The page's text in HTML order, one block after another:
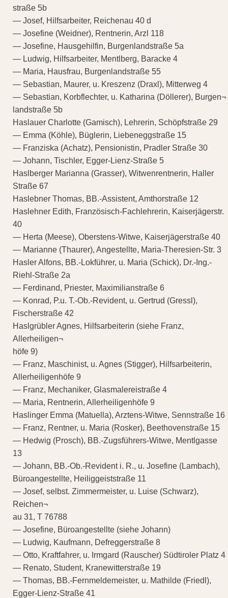
straße 5b
— Josef, Hilfsarbeiter, Reichenau 40 d
— Josefine (Weidner), Rentnerin, Arzl 118
— Josefine, Hausgehilfin, Burgenlandstraße 5a
— Ludwig, Hilfsarbeiter, Mentlberg, Baracke 4
— Maria, Hausfrau, Burgenlandstraße 55
— Sebastian, Maurer, u. Kreszenz (Draxl), Mitterweg 4
— Sebastian, Korbflechter, u. Katharina (Döllerer), Burgen¬
landstraße 5b
Haslauer Charlotte (Gamisch), Lehrerin, Schöpfstraße 29
— Emma (Köhle), Büglerin, Liebeneggstraße 15
— Franziska (Achatz), Pensionistin, Pradler Straße 30
— Johann, Tischler, Egger-Lienz-Straße 5
Haslberger Marianna (Grasser), Witwenrentnerin, Haller
Straße 67
Haslebner Thomas, BB.-Assistent, Amthorstraße 12
Haslehner Edith, Französisch-Fachlehrerin, Kaiserjägerstr.
40
— Herta (Meese), Oberstens-Witwe, Kaiserjägerstraße 40
— Marianne (Thaurer), Angestellte, Maria-Theresien-Str. 3
Hasler Alfons, BB.-Lokführer, u. Maria (Schick), Dr.-Ing.-
Riehl-Straße 2a
— Ferdinand, Priester, Maximilianstraße 6
— Konrad, P.u. T.-Ob.-Revident, u. Gertrud (Gressl),
Fischerstraße 42
Haslgrübler Agnes, Hilfsarbeiterin (siehe Franz,
Allerheiligen¬
höfe 9)
— Franz, Maschinist, u. Agnes (Stigger), Hilfsarbeiterin,
Allerheiligenhöfe 9
— Franz, Mechaniker, Glasmalereistraße 4
— Maria, Rentnerin, Allerheiligenhöfe 9
Haslinger Emma (Matuella), Arztens-Witwe, Sennstraße 16
— Franz, Rentner, u. Maria (Rosker), Beethovenstraße 15
— Hedwig (Prosch), BB.-Zugsführers-Witwe, Mentlgasse
13
— Johann, BB.-Ob.-Revident i. R., u. Josefine (Lambach),
Büroangestellte, Heiliggeiststraße 11
— Josef, selbst. Zimmermeister, u. Luise (Schwarz),
Reichen¬
au 31, T 76788
— Josefine, Büroangestellte (siehe Johann)
— Ludwig, Kaufmann, Defreggerstraße 8
— Otto, Kraftfahrer, u. Irmgard (Rauscher) Südtiroler Platz 4
— Renato, Student, Kranewitterstraße 19
— Thomas, BB.-Fernmeldemeister, u. Mathilde (Friedl),
Egger-Lienz-Straße 41